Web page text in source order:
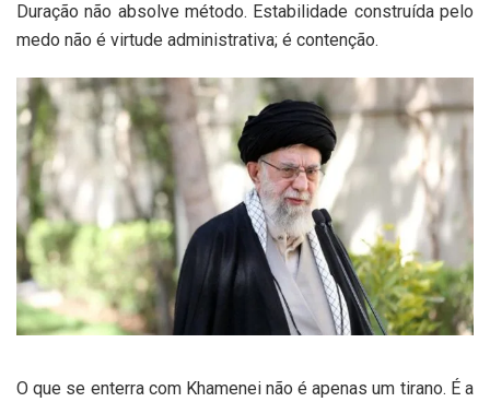
Duração não absolve método. Estabilidade construída pelo
medo não é virtude administrativa; é contenção.
O que se enterra com Khamenei não é apenas um tirano. É a